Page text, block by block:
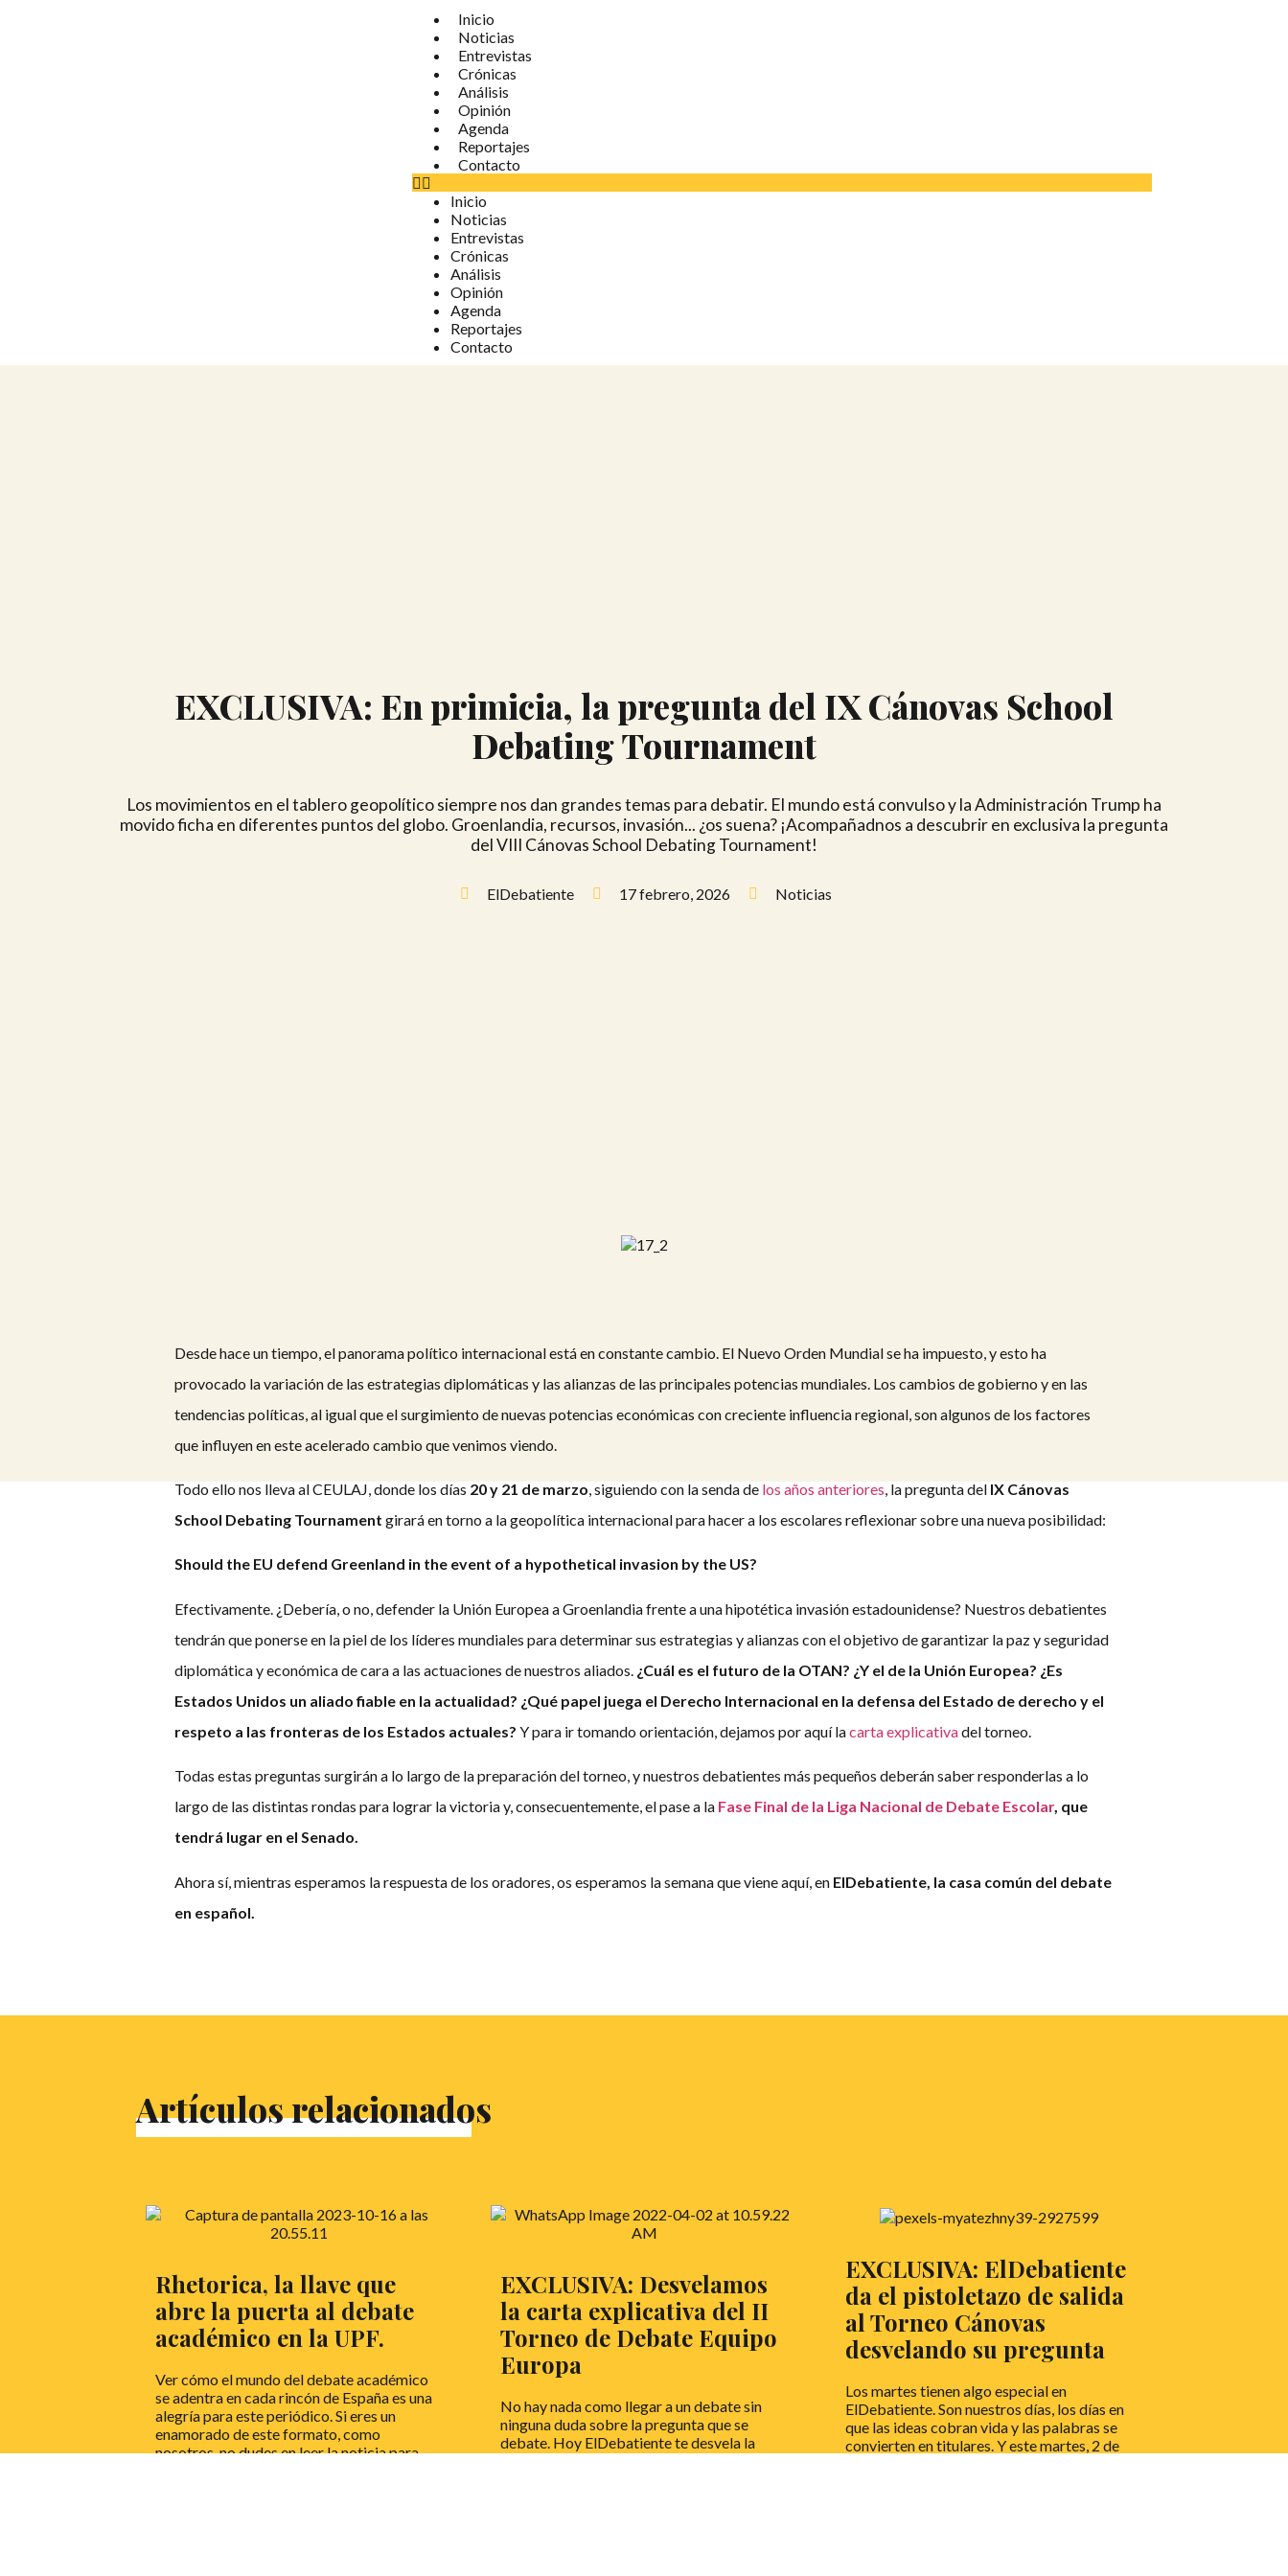
Inicio
Noticias
Entrevistas
Crónicas
Análisis
Opinión
Agenda
Reportajes
Contacto
Inicio
Noticias
Entrevistas
Crónicas
Análisis
Opinión
Agenda
Reportajes
Contacto
EXCLUSIVA: En primicia, la pregunta del IX Cánovas School
Debating Tournament
Los movimientos en el tablero geopolítico siempre nos dan grandes temas para debatir. El mundo está convulso y la Administración Trump ha
movido ficha en diferentes puntos del globo. Groenlandia, recursos, invasión... ¿os suena? ¡Acompañadnos a descubrir en exclusiva la pregunta
del VIII Cánovas School Debating Tournament!
ElDebatiente 17 febrero, 2026 Noticias
Desde hace un tiempo, el panorama político internacional está en constante cambio. El Nuevo Orden Mundial se ha impuesto, y esto ha
provocado la variación de las estrategias diplomáticas y las alianzas de las principales potencias mundiales. Los cambios de gobierno y en las
tendencias políticas, al igual que el surgimiento de nuevas potencias económicas con creciente influencia regional, son algunos de los factores
que influyen en este acelerado cambio que venimos viendo.
Todo ello nos lleva al CEULAJ, donde los días 20 y 21 de marzo, siguiendo con la senda de los años anteriores, la pregunta del IX Cánovas
School Debating Tournament girará en torno a la geopolítica internacional para hacer a los escolares reflexionar sobre una nueva posibilidad:
Should the EU defend Greenland in the event of a hypothetical invasion by the US?
Efectivamente. ¿Debería, o no, defender la Unión Europea a Groenlandia frente a una hipotética invasión estadounidense? Nuestros debatientes
tendrán que ponerse en la piel de los líderes mundiales para determinar sus estrategias y alianzas con el objetivo de garantizar la paz y seguridad
diplomática y económica de cara a las actuaciones de nuestros aliados. ¿Cuál es el futuro de la OTAN? ¿Y el de la Unión Europea? ¿Es
Estados Unidos un aliado fiable en la actualidad? ¿Qué papel juega el Derecho Internacional en la defensa del Estado de derecho y el
respeto a las fronteras de los Estados actuales? Y para ir tomando orientación, dejamos por aquí lacarta explicativadel torneo.
Todas estas preguntas surgirán a lo largo de la preparación del torneo, y nuestros debatientes más pequeños deberán saber responderlas a lo
largo de las distintas rondas para lograr la victoria y, consecuentemente, el pase a la Fase Final de la Liga Nacional de Debate Escolar, que
tendrá lugar en el Senado.
Ahora sí, mientras esperamos la respuesta de los oradores, os esperamos la semana que viene aquí, en ElDebatiente, la casa común del debate
en español.
Artículos relacionados
Rhetorica, la llave que
abre la puerta al debate
académico en la UPF.
Ver cómo el mundo del debate académico
se adentra en cada rincón de España es una
alegría para este periódico. Si eres un
enamorado de este formato, como
nosotros, no dudes en leer la noticia para
EXCLUSIVA: Desvelamos
la carta explicativa del II
Torneo de Debate Equipo
Europa
No hay nada como llegar a un debate sin
ninguna duda sobre la pregunta que se
debate. Hoy ElDebatiente te desvela la
EXCLUSIVA: ElDebatiente
da el pistoletazo de salida
al Torneo Cánovas
desvelando su pregunta
Los martes tienen algo especial en
ElDebatiente. Son nuestros días, los días en
que las ideas cobran vida y las palabras se
convierten en titulares. Y este martes, 2 de